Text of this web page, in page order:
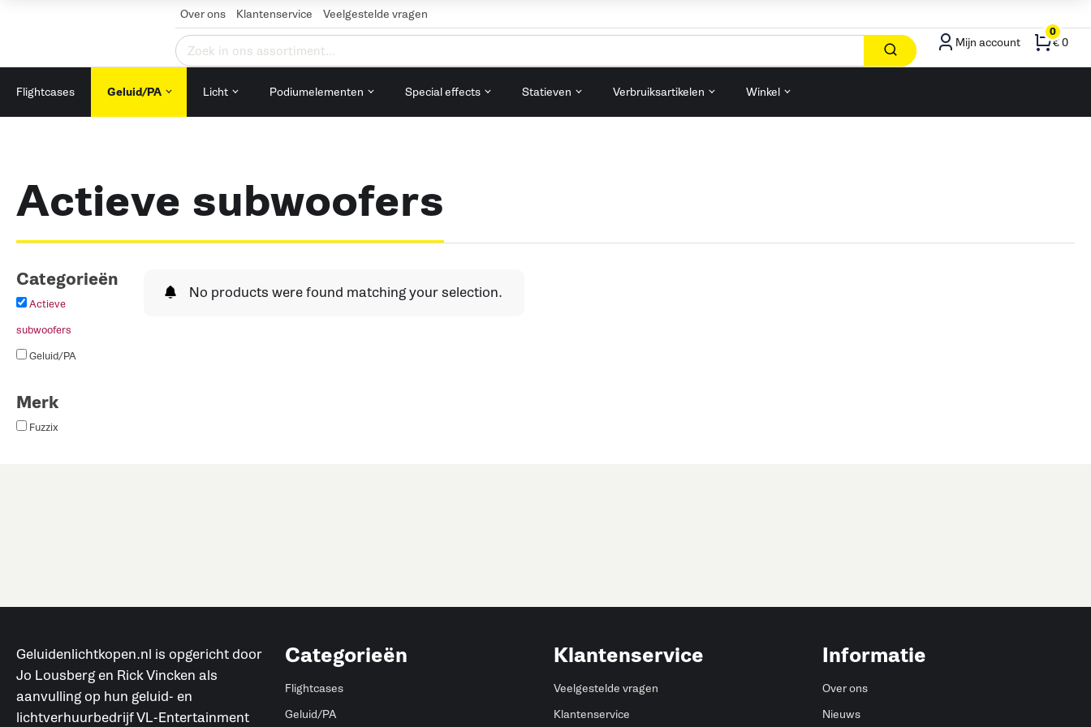
Over ons Klantenservice Veelgestelde vragen
Zoeken
naar:
Mijn account
0
€ 0
Flightcases Geluid/PA Licht Podiumelementen Special effects Statieven Verbruiksartikelen Winkel
Actieve subwoofers
Categorieën
Actieve
subwoofers
Geluid/PA
Merk
Fuzzix
No products were found matching your selection.
Geluidenlichtkopen.nl is opgericht door
Jo Lousberg en Rick Vincken als
aanvulling op hun geluid- en
lichtverhuurbedrijf VL-Entertainment
Categorieën
Flightcases
Geluid/PA
Klantenservice
Veelgestelde vragen
Klantenservice
Informatie
Over ons
Nieuws